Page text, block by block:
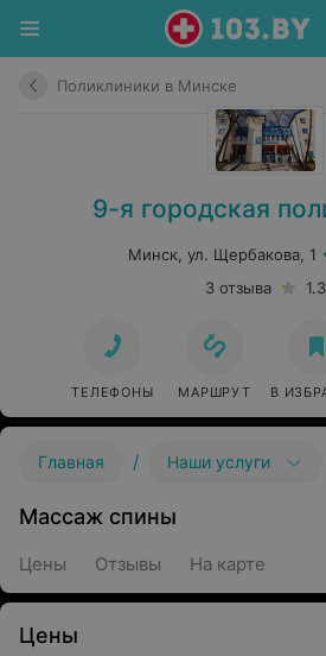
Поликлиники в Минске
9-я городская
Минск, ул. Щербакова, 1
3 отзыва
1.3
ТЕЛЕФОНЫ МАРШРУТ В
Главная / Наши услуги
Массаж спины
Цены Отзывы На карте
Цены